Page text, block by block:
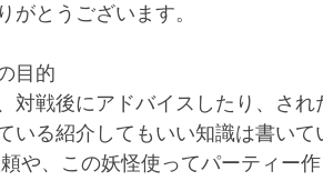
がとうございます。
目的
対戦後にアドバイスしたり、さ
いる紹介してもいい知識は書い
や、この妖怪使ってパーティー